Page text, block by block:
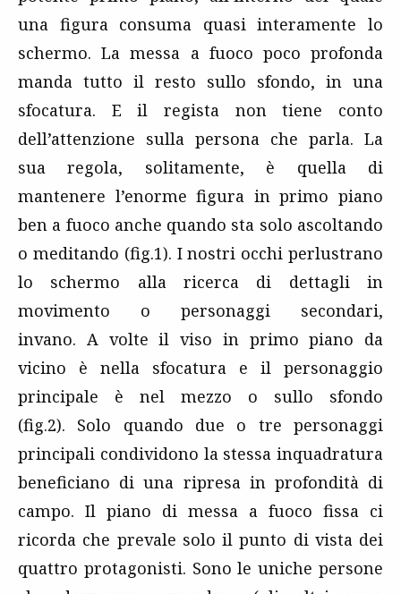
una figura consuma quasi interamente lo
schermo. La messa a fuoco poco profonda
manda tutto il resto sullo sfondo, in una
sfocatura. E il regista non tiene conto
dell’attenzione sulla persona che parla. La
sua regola, solitamente, è quella di
mantenere l’enorme figura in primo piano
ben a fuoco anche quando sta solo ascoltando
o meditando (fig.1). I nostri occhi perlustrano
lo schermo alla ricerca di dettagli in
movimento o personaggi secondari,
invano. A volte il viso in primo piano da
vicino è nella sfocatura e il personaggio
principale è nel mezzo o sullo sfondo
(fig.2). Solo quando due o tre personaggi
principali condividono la stessa inquadratura
beneficiano di una ripresa in profondità di
campo. Il piano di messa a fuoco fissa ci
ricorda che prevale solo il punto di vista dei
quattro protagonisti. Sono le uniche persone